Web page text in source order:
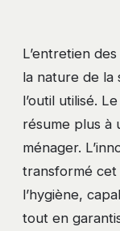
L’entretien
la nature de la
l’outil utilisé.
résume plus à
ménager.
transformé cet
l’hygiène,
tout en